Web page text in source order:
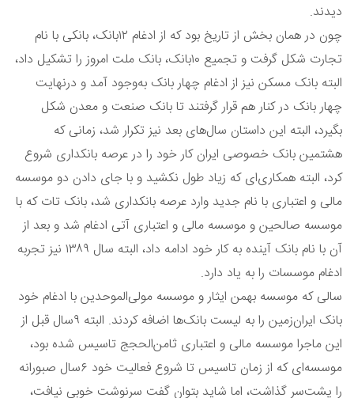
دیدند.
چون در همان بخش از تاریخ بود که از ادغام ١٢بانک، بانکی با نام
تجارت شکل گرفت و تجمیع ١٠بانک، بانک ملت امروز را تشکیل داد،
البته بانک مسکن نیز از ادغام چهار بانک به‌وجود آمد و درنهایت
چهار بانک در کنار هم قرار گرفتند تا بانک صنعت و معدن شکل
بگیرد، البته این داستان سال‌های بعد نیز تکرار شد، زمانی که
هشتمین بانک خصوصی ایران کار خود را در عرصه بانکداری شروع
کرد، البته همکاری‌ای که زیاد طول نکشید و با جای دادن دو موسسه
مالی و اعتباری با نام جدید وارد عرصه بانکداری شد، بانک تات که با
موسسه صالحین و موسسه مالی و اعتباری آتی ادغام شد و بعد از
آن با نام بانک آینده به کار خود ادامه داد، البته‌ سال ١٣٨٩ نیز تجربه
ادغام موسسات را به یاد دارد.
سالی که موسسه بهمن ایثار و موسسه مولی‌الموحدین با ادغام خود
بانک ایران‌زمین را به لیست بانک‌ها اضافه کردند. البته ٩‌سال قبل از
این ماجرا موسسه مالی‌ و اعتباری ثامن‌الحجج تاسیس شده بود،
موسسه‌ای که از زمان تاسیس تا شروع فعالیت خود ٦سال صبورانه
را پشت‌سر گذاشت، اما شاید بتوان گفت سرنوشت خوبی نیافت،